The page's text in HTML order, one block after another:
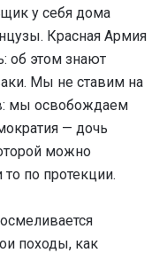
у себя дома
Красная Армия
об этом знают
Мы не ставим на
мы освобождаем
— дочь
можно
по протекции.
походы, как